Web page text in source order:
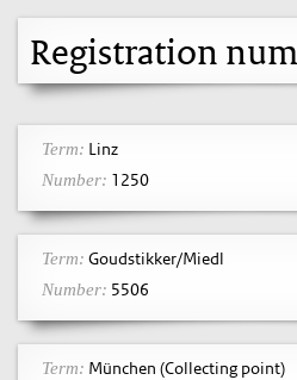
Registration
Term: Linz
Number: 1250
Term: Goudstikker/Miedl
Number: 5506
Term: München (Collecting point)